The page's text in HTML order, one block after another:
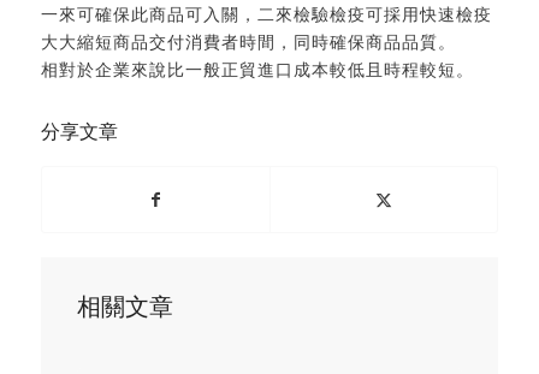
一來可確保此商品可入關，二來檢驗檢疫可採用快速檢疫
大大縮短商品交付消費者時間，同時確保商品品質。
相對於企業來說比一般正貿進口成本較低且時程較短。
分享文章
相關文章